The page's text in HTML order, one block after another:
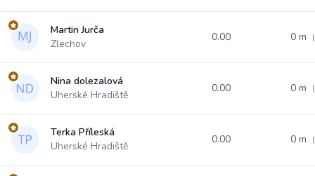
Martin Jurča
Zlechov
0.00 0 m
Nina dolezalová
Uherské Hradiště
0.00 0 m
Terka Příleská
Uherské Hradiště
0.00 0 m